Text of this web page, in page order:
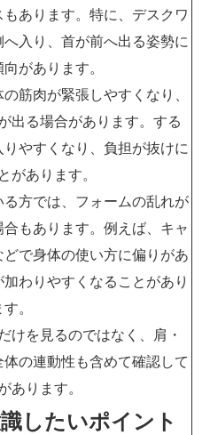
あります。特に、デスクワ
入り、首が前へ出る姿勢に
があります。
筋肉が緊張しやすくなり、
出る場合があります。する
やすくなり、負担が抜けに
があります。
方では、フォームの乱れが
もあります。例えば、キャ
で身体の使い方に偏りがあ
わりやすくなることがあり
す。
けを見るのではなく、肩・
の連動性も含めて確認して
あります。
したいポイント